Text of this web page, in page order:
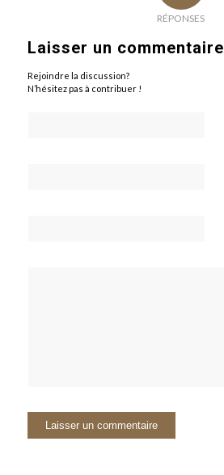
RÉPONSES
Laisser un commentaire
Rejoindre la discussion?
N’hésitez pas à contribuer !